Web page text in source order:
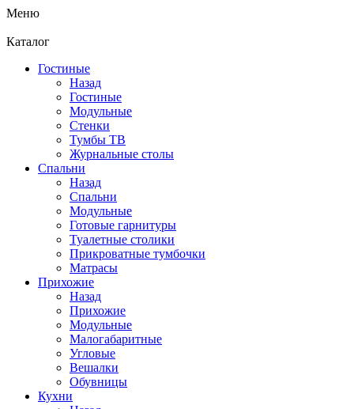
Меню
Каталог
Гостиные
Назад
Гостиные
Модульные
Стенки
Тумбы ТВ
Журнальные столы
Спальни
Назад
Спальни
Модульные
Готовые гарнитуры
Туалетные столики
Прикроватные тумбочки
Матрасы
Прихожие
Назад
Прихожие
Модульные
Малогабаритные
Угловые
Вешалки
Обувницы
Кухни